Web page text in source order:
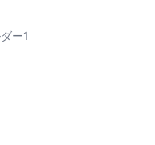
ー1